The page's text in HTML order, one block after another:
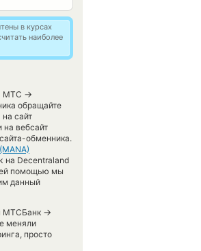
в курсах
наиболее
МТС →
обращайте
сайт
на вебсайт
обменника.
на Decentraland
помощью мы
данный
МТСБанк →
меняли
просто